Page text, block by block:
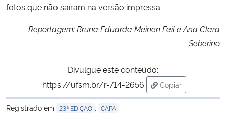
fotos que não saíram na versão impressa.
Reportagem: Bruna Eduarda Meinen Feil e Ana Clara
Seberino
Divulgue este conteúdo:
https://ufsm.br/r-714-2656
Copiar
para área de
Registrado em 23ª EDIÇÃO CAPA